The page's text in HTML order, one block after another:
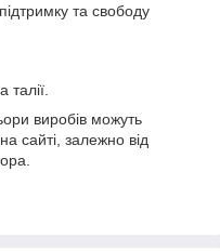
та свободу
талії.
виробів можуть
на сайті, залежно від